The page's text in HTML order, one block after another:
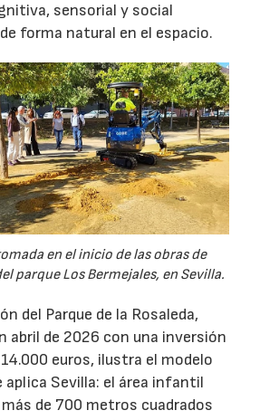
sensorial y social
forma natural en el espacio.
en el inicio de las obras de
parque Los Bermejales, en Sevilla.
del Parque de la Rosaleda,
abril de 2026 con una inversión
euros, ilustra el modelo
aplica Sevilla: el área infantil
de 700 metros cuadrados